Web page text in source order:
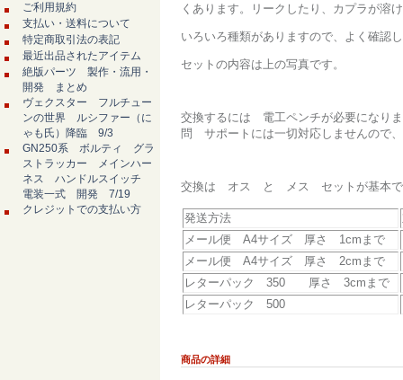
ご利用規約
支払い・送料について
特定商取引法の表記
最近出品されたアイテム
絶版パーツ 製作・流用・
開発 まとめ
ヴェクスター フルチュー
ンの世界 ルシファー（に
ゃも氏）降臨 9/3
GN250系 ボルティ グラ
ストラッカー メインハー
ネス ハンドルスイッチ
電装一式 開発 7/19
クレジットでの支払い方
くあります。リークしたり、カプラが
いろいろ種類がありますので、よく確認
セットの内容は上の写真です。
交換するには 電工ペンチが必要になり
問 サポートには一切対応しませんので
交換は オス と メス セットが基本で
発送方法
メール便 A4サイズ 厚さ 1cmまで
メール便 A4サイズ 厚さ 2cmまで
レターパック 350 厚さ 3cmまで
レターパック 500
商品の詳細